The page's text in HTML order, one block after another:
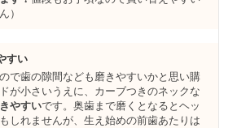
）
すい
で歯の隙間なども磨きやすいかと思い購
が小さいうえに、カーブつきのネックな
やすいです。奥歯まで磨くとなるとヘッ
しれませんが、生え始めの前歯あたりは